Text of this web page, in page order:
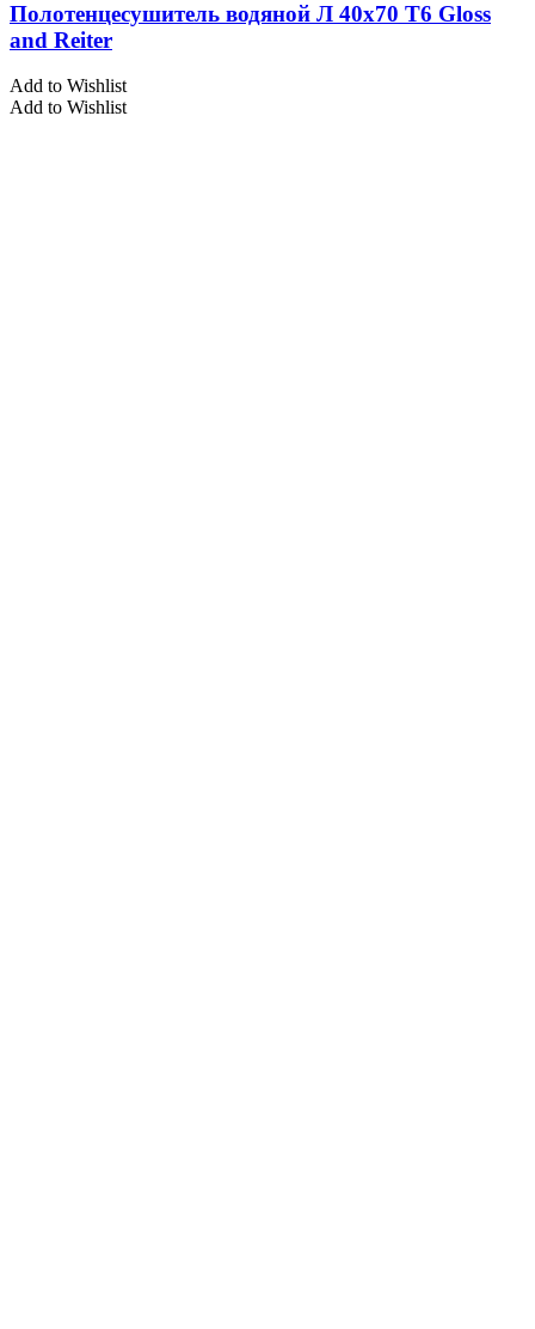
Полотенцесушитель водяной Л 40х70 Т6 Gloss
and Reiter
Add to Wishlist
Add to Wishlist